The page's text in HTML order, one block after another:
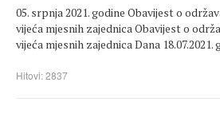
05. srpnja 2021. godine Obavijest o
vijeća mjesnih zajednica Obavijest o
vijeća mjesnih zajednica Dana 18.07.2021.
Hitovi: 2837